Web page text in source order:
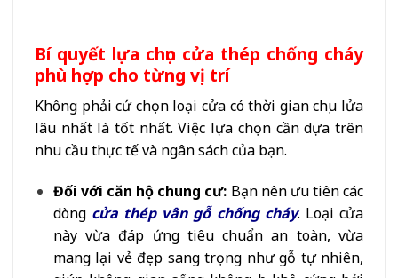
Bí quyết lựa chọn cửa thép chống cháy
phù hợp cho từng vị trí
Không phải cứ chọn loại cửa có thời gian chịu lửa
lâu nhất là tốt nhất. Việc lựa chọn cần dựa trên
nhu cầu thực tế và ngân sách của bạn.
Đối với căn hộ chung cư: Bạn nên ưu tiên các
dòng cửa thép vân gỗ chống cháy. Loại cửa
này vừa đáp ứng tiêu chuẩn an toàn, vừa
mang lại vẻ đẹp sang trọng như gỗ tự nhiên,